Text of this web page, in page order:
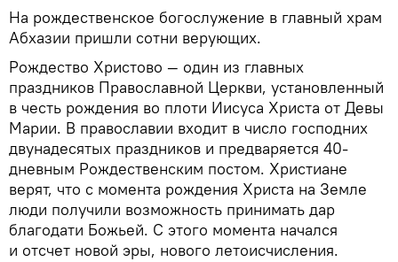
На рождественское богослужение в главный храм
Абхазии пришли сотни верующих.
Рождество Христово — один из главных
праздников Православной Церкви, установленный
в честь рождения во плоти Иисуса Христа от Девы
Марии. В православии входит в число господних
двунадесятых праздников и предваряется 40-
дневным Рождественским постом. Христиане
верят, что с момента рождения Христа на Земле
люди получили возможность принимать дар
благодати Божьей. С этого момента начался
и отсчет новой эры, нового летоисчисления.